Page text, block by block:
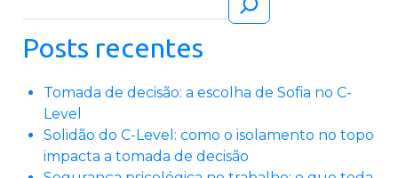
Posts recentes
Tomada de decisão: a escolha de Sofia no C-
Level
Solidão do C-Level: como o isolamento no topo
impacta a tomada de decisão